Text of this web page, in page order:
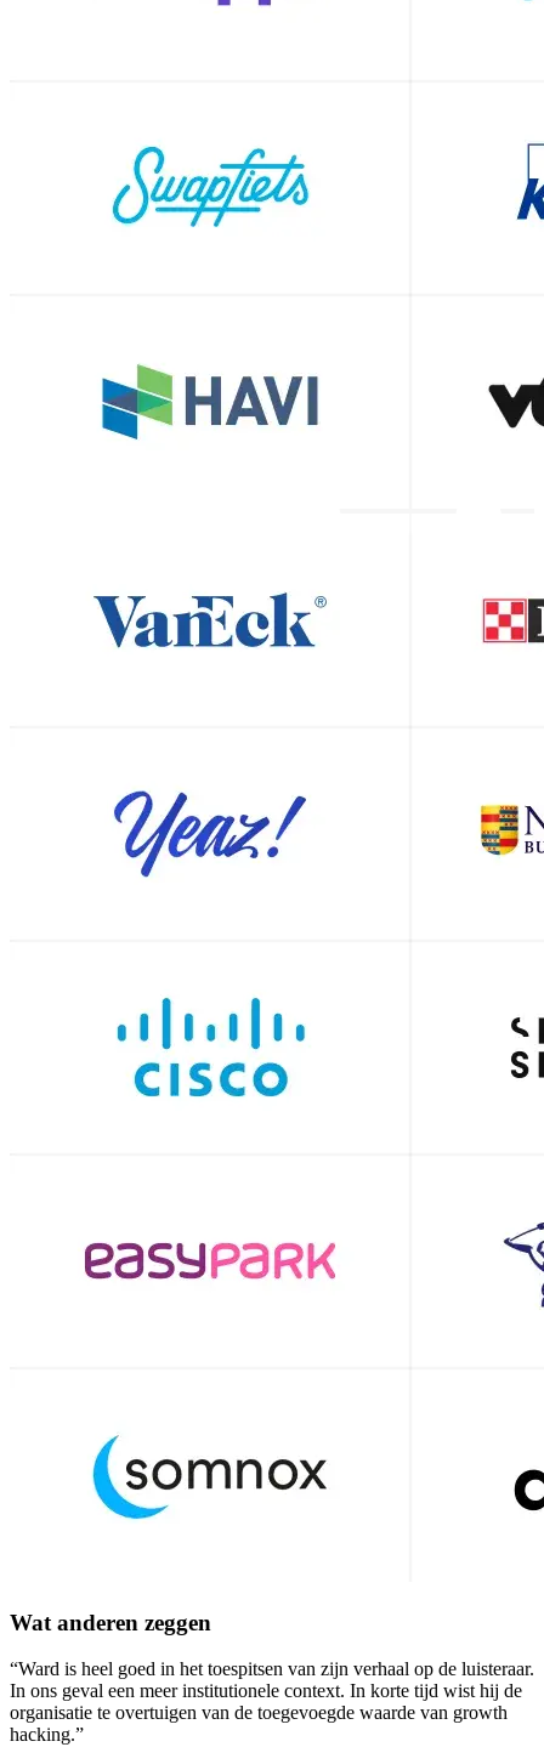
Wat anderen zeggen
“Ward is heel goed in het toespitsen van zijn verhaal op de luisteraar.
In ons geval een meer institutionele context. In korte tijd wist hij de
organisatie te overtuigen van de toegevoegde waarde van growth
hacking.”